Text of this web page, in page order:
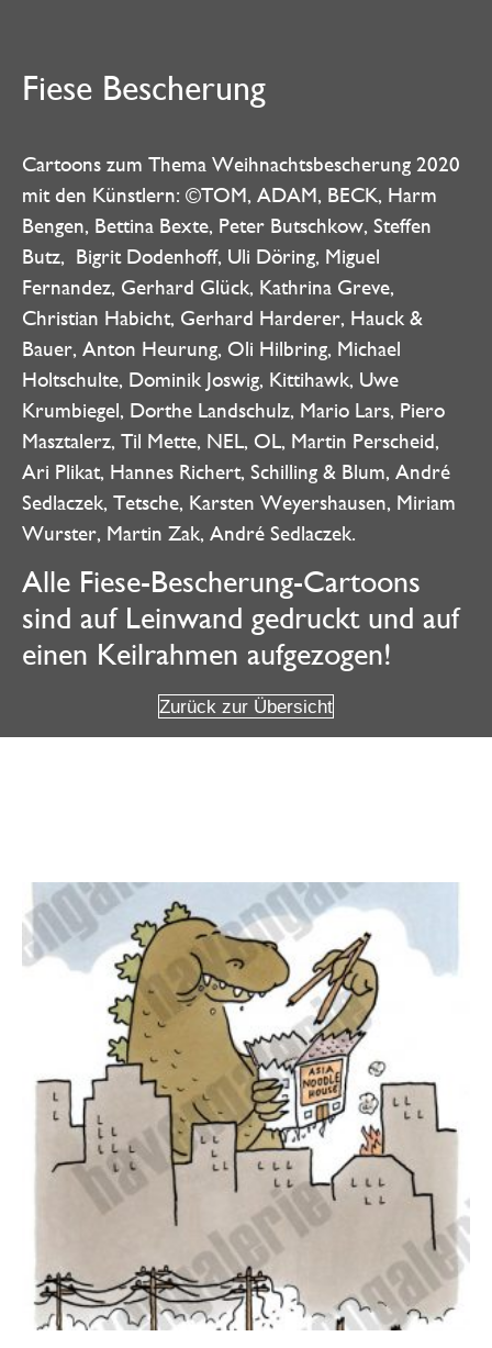
Fiese Bescherung
Cartoons zum Thema Weihnachtsbescherung 2020
mit den Künstlern: ©TOM, ADAM, BECK, Harm
Bengen, Bettina Bexte, Peter Butschkow, Steffen
Butz, Bigrit Dodenhoff, Uli Döring, Miguel
Fernandez, Gerhard Glück, Kathrina Greve,
Christian Habicht, Gerhard Harderer, Hauck &
Bauer, Anton Heurung, Oli Hilbring, Michael
Holtschulte, Dominik Joswig, Kittihawk, Uwe
Krumbiegel, Dorthe Landschulz, Mario Lars, Piero
Masztalerz, Til Mette, NEL, OL, Martin Perscheid,
Ari Plikat, Hannes Richert, Schilling & Blum, André
Sedlaczek, Tetsche, Karsten Weyershausen, Miriam
Wurster, Martin Zak, André Sedlaczek.
Alle Fiese-Bescherung-Cartoons
sind auf Leinwand gedruckt und auf
einen Keilrahmen aufgezogen!
Zurück zur Übersicht